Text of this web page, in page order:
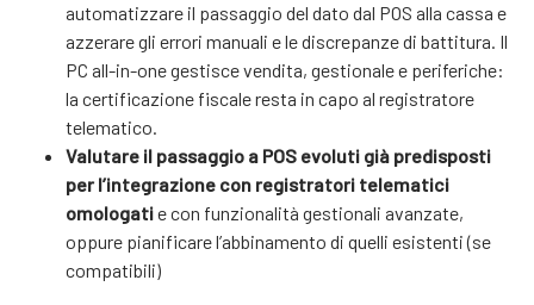
automatizzare il passaggio del dato dal POS alla cassa e
azzerare gli errori manuali e le discrepanze di battitura. Il
PC all-in-one gestisce vendita, gestionale e periferiche:
la certificazione fiscale resta in capo al registratore
telematico.
Valutare il passaggio a POS evoluti già predisposti
per l’integrazione con registratori telematici
omologatie con funzionalità gestionali avanzate,
oppure pianificare l’abbinamento di quelli esistenti (se
compatibili)